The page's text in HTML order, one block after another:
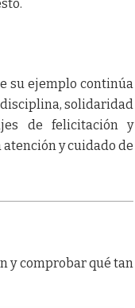
su ejemplo continúa
solidaridad
de felicitación y
y cuidado de
y comprobar qué tan